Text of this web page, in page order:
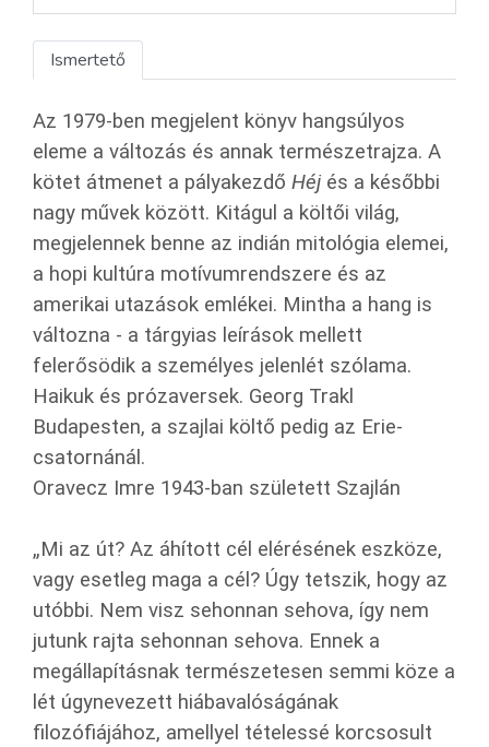
Ismertető
Az 1979-ben megjelent könyv hangsúlyos
eleme a változás és annak természetrajza. A
kötet átmenet a pályakezdő Héjés a későbbi
nagy művek között. Kitágul a költői világ,
megjelennek benne az indián mitológia elemei,
a hopi kultúra motívumrendszere és az
amerikai utazások emlékei. Mintha a hang is
változna - a tárgyias leírások mellett
felerősödik a személyes jelenlét szólama.
Haikuk és prózaversek. Georg Trakl
Budapesten, a szajlai költő pedig az Erie-
csatornánál.
Oravecz Imre 1943-ban született Szajlán
„Mi az út? Az áhított cél elérésének eszköze,
vagy esetleg maga a cél? Úgy tetszik, hogy az
utóbbi. Nem visz sehonnan sehova, így nem
jutunk rajta sehonnan sehova. Ennek a
megállapításnak természetesen semmi köze a
lét úgynevezett hiábavalóságának
filozófiájához, amellyel tételessé korcsosult